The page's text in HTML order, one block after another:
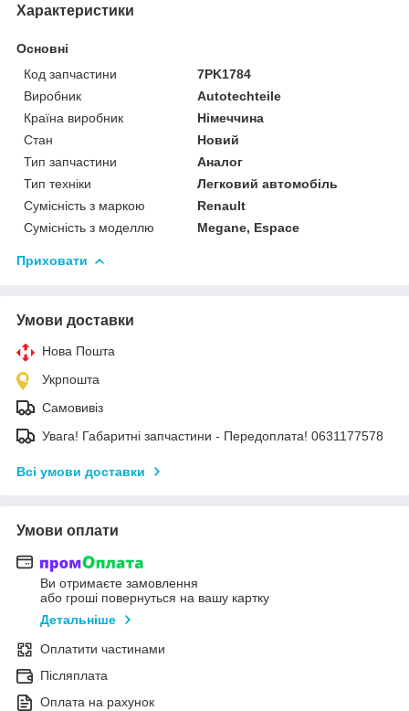
Характеристики
Основні
Код запчастини
7PK1784
Виробник
Autotechteile
Країна виробник
Німеччина
Стан
Новий
Тип запчастини
Аналог
Тип техніки
Легковий автомобіль
Сумісність з маркою
Renault
Сумісність з моделлю
Megane, Espace
Приховати
Умови доставки
Нова Пошта
Укрпошта
Самовивіз
Увага! Габаритні запчастини - Передоплата! 0631177578
Всі умови доставки
Умови оплати
Ви отримаєте замовлення
або гроші повернуться на вашу картку
Детальніше
Оплатити частинами
Післяплата
Оплата на рахунок